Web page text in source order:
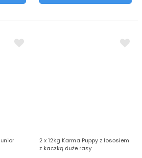
2 x 12kg Karma Puppy z łososiem
z kaczką duże rasy